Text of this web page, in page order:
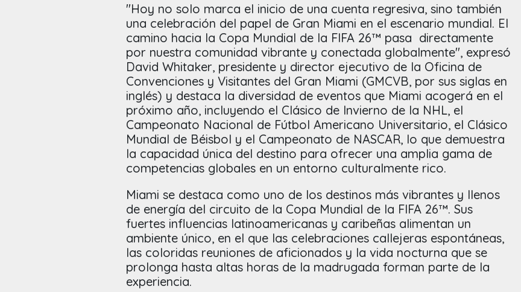
"Hoy no solo marca el inicio de una cuenta regresiva, sino también
una celebración del papel de Gran Miami en el escenario mundial. El
camino hacia la Copa Mundial de la FIFA 26™ pasa directamente
por nuestra comunidad vibrante y conectada globalmente", expresó
David Whitaker, presidente y director ejecutivo de la Oficina de
Convenciones y Visitantes del Gran Miami (GMCVB, por sus siglas en
inglés) y destaca la diversidad de eventos que Miami acogerá en el
próximo año, incluyendo el Clásico de Invierno de la NHL, el
Campeonato Nacional de Fútbol Americano Universitario, el Clásico
Mundial de Béisbol y el Campeonato de NASCAR, lo que demuestra
la capacidad única del destino para ofrecer una amplia gama de
competencias globales en un entorno culturalmente rico.
Miami se destaca como uno de los destinos más vibrantes y llenos
de energía del circuito de la Copa Mundial de la FIFA 26™. Sus
fuertes influencias latinoamericanas y caribeñas alimentan un
ambiente único, en el que las celebraciones callejeras espontáneas,
las coloridas reuniones de aficionados y la vida nocturna que se
prolonga hasta altas horas de la madrugada forman parte de la
experiencia.